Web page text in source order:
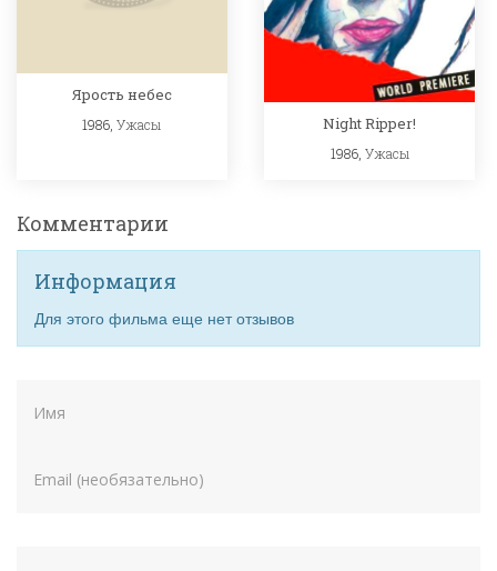
Ярость небес
1986,Ужасы Night Ripper!
1986, Ужасы
Комментарии
Информация
Для этого фильма еще нет отзывов